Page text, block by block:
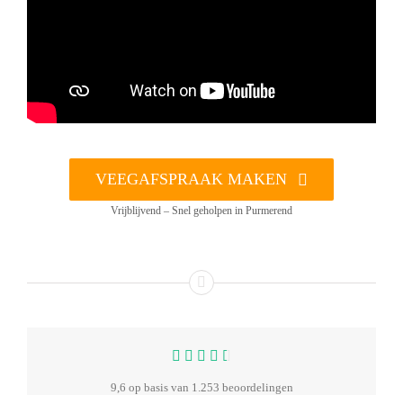
VEEGAFSPRAAK MAKEN
Vrijblijvend – Snel geholpen in Purmerend
9,6 op basis van 1.253 beoordelingen